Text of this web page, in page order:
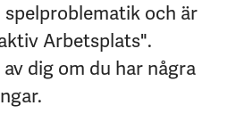
och är
Arbetsplats".
dig om du har några